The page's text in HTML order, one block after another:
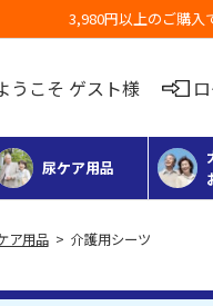
うこそ ゲスト様
尿ケア用品
ア用品> 介護用シーツ